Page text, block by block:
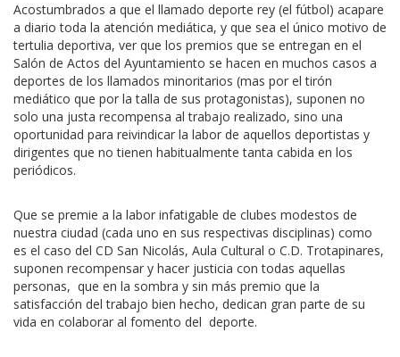
Acostumbrados a que el llamado deporte rey (el fútbol) acapare
a diario toda la atención mediática, y que sea el único motivo de
tertulia deportiva, ver que los premios que se entregan en el
Salón de Actos del Ayuntamiento se hacen en muchos casos a
deportes de los llamados minoritarios (mas por el tirón
mediático que por la talla de sus protagonistas), suponen no
solo una justa recompensa al trabajo realizado, sino una
oportunidad para reivindicar la labor de aquellos deportistas y
dirigentes que no tienen habitualmente tanta cabida en los
periódicos.
Que se premie a la labor infatigable de clubes modestos de
nuestra ciudad (cada uno en sus respectivas disciplinas) como
es el caso del CD San Nicolás, Aula Cultural o C.D. Trotapinares,
suponen recompensar y hacer justicia con todas aquellas
personas, que en la sombra y sin más premio que la
satisfacción del trabajo bien hecho, dedican gran parte de su
vida en colaborar al fomento del deporte.